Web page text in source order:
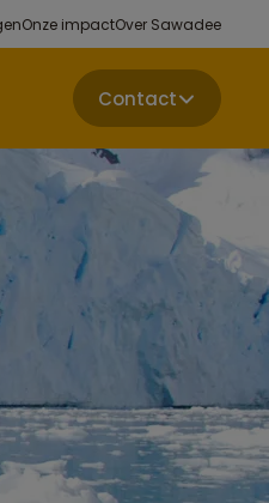
Onze impactOver Sawadee
Contact